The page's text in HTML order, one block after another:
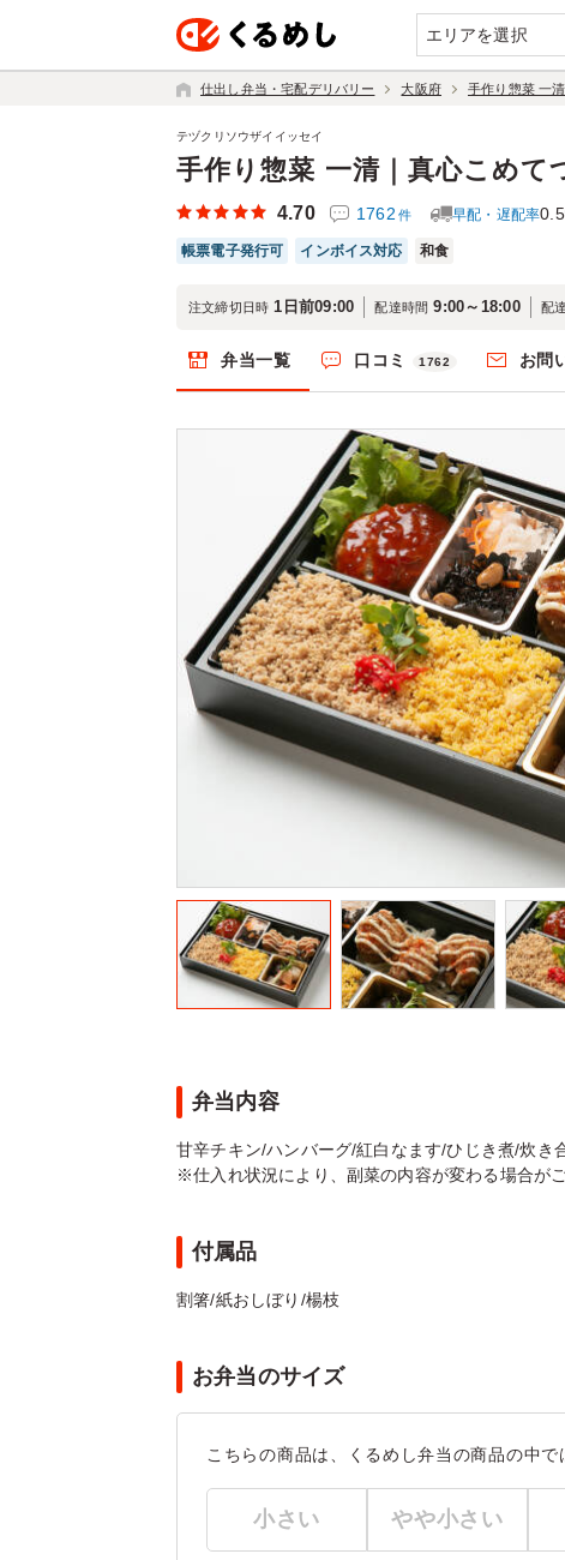
エリアを選択
仕出し弁当・宅配デリバリー 大阪府 手作り惣菜 一
手作り惣菜 一清｜真心こめて
テヅクリソウザイイッセイ
4.70 1762 件 早配・遅配率0.5
帳票電子発行可 インボイス対応 和食
注文締切日時 1日前09:00 配達時間 9:00～18:00 配
弁当一覧 口コミ 1762 お問
弁当内容
甘辛チキン/ハンバーグ/紅白なます/ひじき煮/炊き
※仕入れ状況により、副菜の内容が変わる場合がご
付属品
割箸/紙おしぼり/楊枝
お弁当のサイズ
こちらの商品は、くるめし弁当の商品の中で
小さい やや小さい